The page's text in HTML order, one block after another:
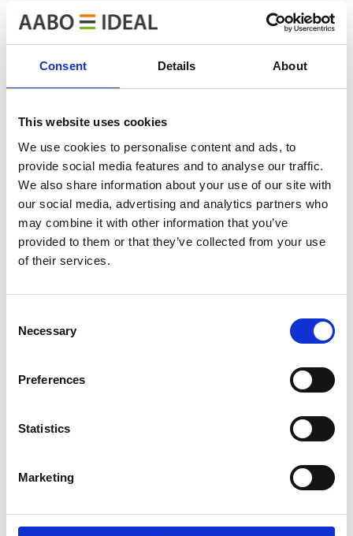
Consent Details About
This website uses cookies
We use cookies to personalise content and ads, to
provide social media features and to analyse our traffic.
We also share information about your use of our site with
our social media, advertising and analytics partners who
may combine it with other information that you’ve
provided to them or that they’ve collected from your use
of their services.
Selection
Necessary
Preferences
Statistics
Marketing
zajišťující pravidelné servisní prohlídky, které zabraňují
nenadálým poruchám zařízení a následným prostojům.
V případě poruchy nebo naléhavého problému na Vaší
lince nás prosím kontaktujte na telefonních číslech
service@aabo-ideal.com
Rádi Vám nabídneme širokou škálu možností přímo na
míru.
Kontaktujte nejbližší AABO-IDEAL servisní tým a
získejte více informací o možnostech, které pro Vás